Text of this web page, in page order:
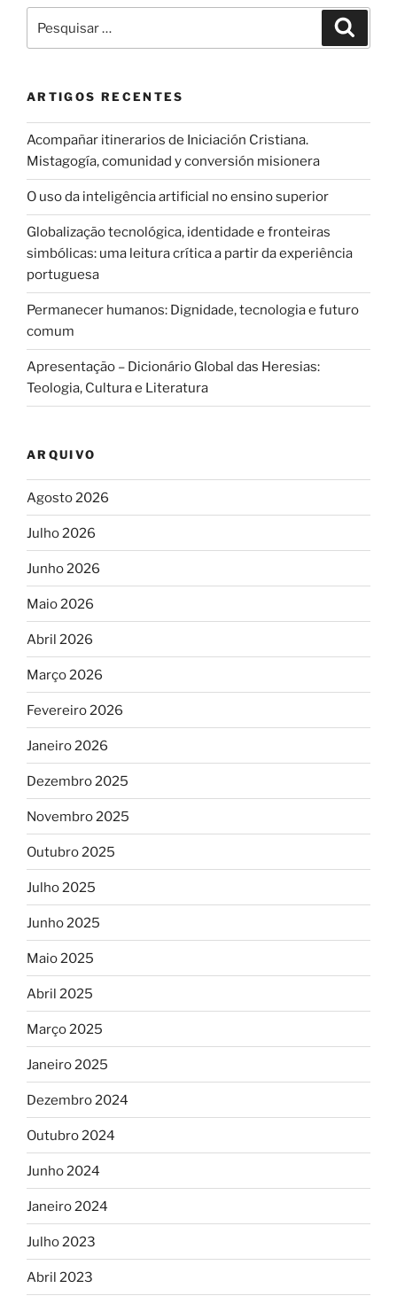
por:
ARTIGOS RECENTES
Acompañar itinerarios de Iniciación Cristiana.
Mistagogía, comunidad y conversión misionera
O uso da inteligência artificial no ensino superior
Globalização tecnológica, identidade e fronteiras
simbólicas: uma leitura crítica a partir da experiência
portuguesa
Permanecer humanos: Dignidade, tecnologia e futuro
comum
Apresentação – Dicionário Global das Heresias:
Teologia, Cultura e Literatura
ARQUIVO
Agosto 2026
Julho 2026
Junho 2026
Maio 2026
Abril 2026
Março 2026
Fevereiro 2026
Janeiro 2026
Dezembro 2025
Novembro 2025
Outubro 2025
Julho 2025
Junho 2025
Maio 2025
Abril 2025
Março 2025
Janeiro 2025
Dezembro 2024
Outubro 2024
Junho 2024
Janeiro 2024
Julho 2023
Abril 2023